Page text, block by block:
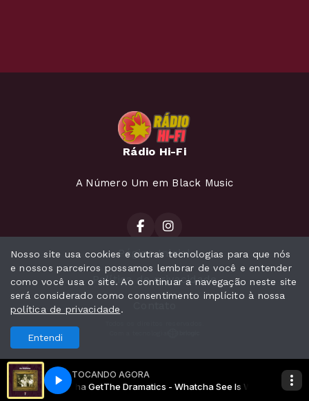
TOCANDO AGORA
Whatcha GetThe Dramatics - Whatcha See Is Whatcha Get
Rádio Hi-Fi
A Número Um em Black Music
Página Inicial
Política de privacidade
Nosso site usa cookies e outras tecnologias para que nós
e nossos parceiros possamos lembrar de você e entender
como você usa o site. Ao continuar a navegação neste site
será considerado como consentimento implícito à nossa
política de privacidade.
Entendi